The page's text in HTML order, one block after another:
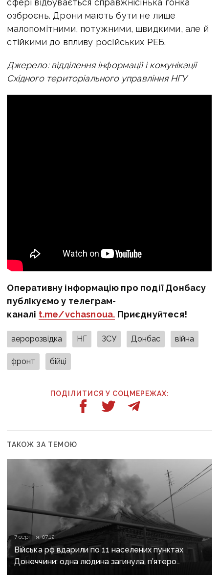
сфері відбувається справжнісінька гонка
озброєнь. Дрони мають бути не лише
малопомітними, потужними, швидкими, але й
стійкими до впливу російських РЕБ.
Джерело: відділення інформації і комунікації
Східного територіального управління НГУ
Оперативну інформацію про події Донбасу
публікуємо у телеграм-
каналі t.me/vchasnoua. Приєднуйтеся!
аеророзвідка НГ ЗСУ Донбас війна
фронт бійці
ПОДІЛИТИСЯ У СОЦМЕРЕЖАХ:
ТАКОЖ ЗА ТЕМОЮ
7 серпня, 07:12
Війська рф вдарили по 11 населених пунктах
Донеччини: одна людина загинула, п’ятеро
поранені